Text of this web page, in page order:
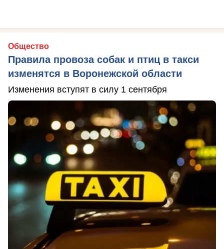
Общество
Правила провоза собак и птиц в такси
изменятся в Воронежской области
Изменения вступят в силу 1 сентября